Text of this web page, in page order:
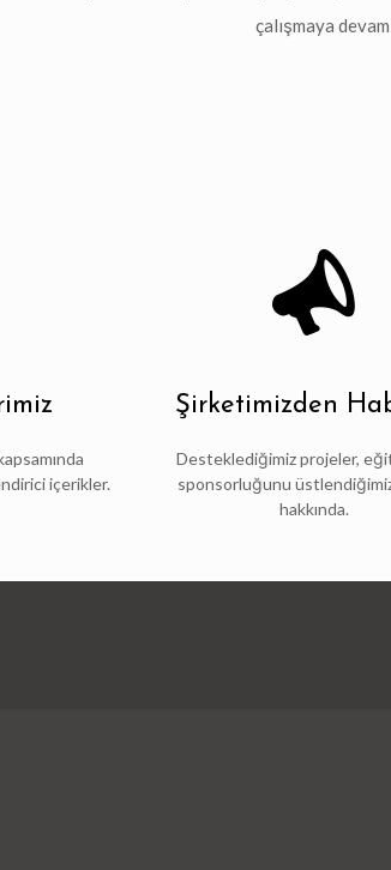
çalışmaya
içerikler.
Şirketimizden
Desteklediğimiz projeler,
sponsorluğunu
hakkında.